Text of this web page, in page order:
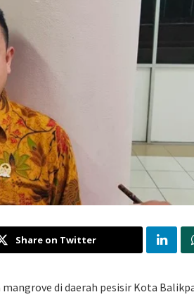
Share on Twitter
di daerah pesisir Kota